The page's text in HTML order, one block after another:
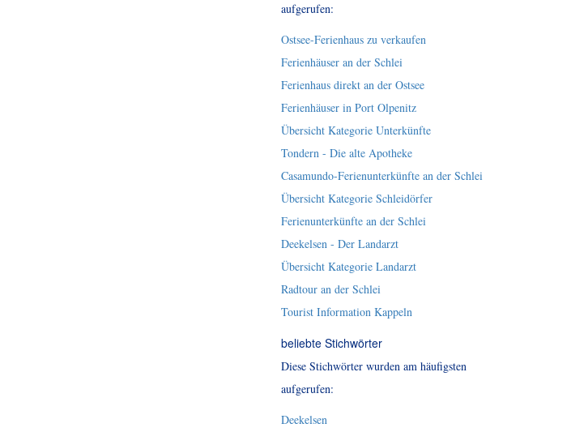
aufgerufen:
Ostsee-Ferienhaus zu verkaufen
Ferienhäuser an der Schlei
Ferienhaus direkt an der Ostsee
Ferienhäuser in Port Olpenitz
Übersicht Kategorie Unterkünfte
Tondern - Die alte Apotheke
Casamundo-Ferienunterkünfte an der Schlei
Übersicht Kategorie Schleidörfer
Ferienunterkünfte an der Schlei
Deekelsen - Der Landarzt
Übersicht Kategorie Landarzt
Radtour an der Schlei
Tourist Information Kappeln
beliebte Stichwörter
Diese Stichwörter wurden am häufigsten
aufgerufen:
Deekelsen